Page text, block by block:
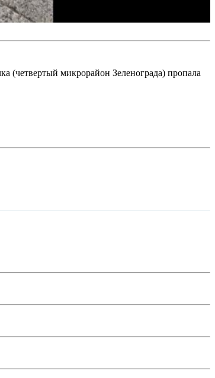
(четвертый микрорайон Зеленограда) пропала